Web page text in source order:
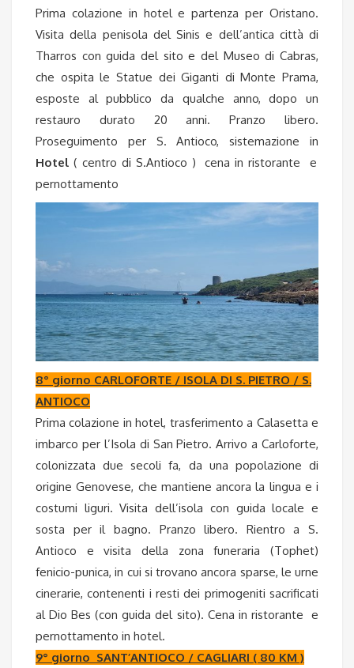
Prima colazione in hotel e partenza per Oristano.
Visita della penisola del Sinis e dell’antica città di
Tharros con guida del sito e del Museo di Cabras,
che ospita le Statue dei Giganti di Monte Prama,
esposte al pubblico da qualche anno, dopo un
restauro durato 20 anni. Pranzo libero.
Proseguimento per S. Antioco, sistemazione in
Hotel ( centro di S.Antioco ) cena in ristorante e
pernottamento
8° giorno CARLOFORTE / ISOLA DI S. PIETRO / S.
ANTIOCO
Prima colazione in hotel, trasferimento a Calasetta e
imbarco per l’Isola di San Pietro. Arrivo a Carloforte,
colonizzata due secoli fa, da una popolazione di
origine Genovese, che mantiene ancora la lingua e i
costumi liguri. Visita dell’isola con guida locale e
sosta per il bagno. Pranzo libero. Rientro a S.
Antioco e visita della zona funeraria (Tophet)
fenicio-punica, in cui si trovano ancora sparse, le urne
cinerarie, contenenti i resti dei primogeniti sacrificati
al Dio Bes (con guida del sito). Cena in ristorante e
pernottamento in hotel.
9° giorno SANT’ANTIOCO / CAGLIARI ( 80 KM )